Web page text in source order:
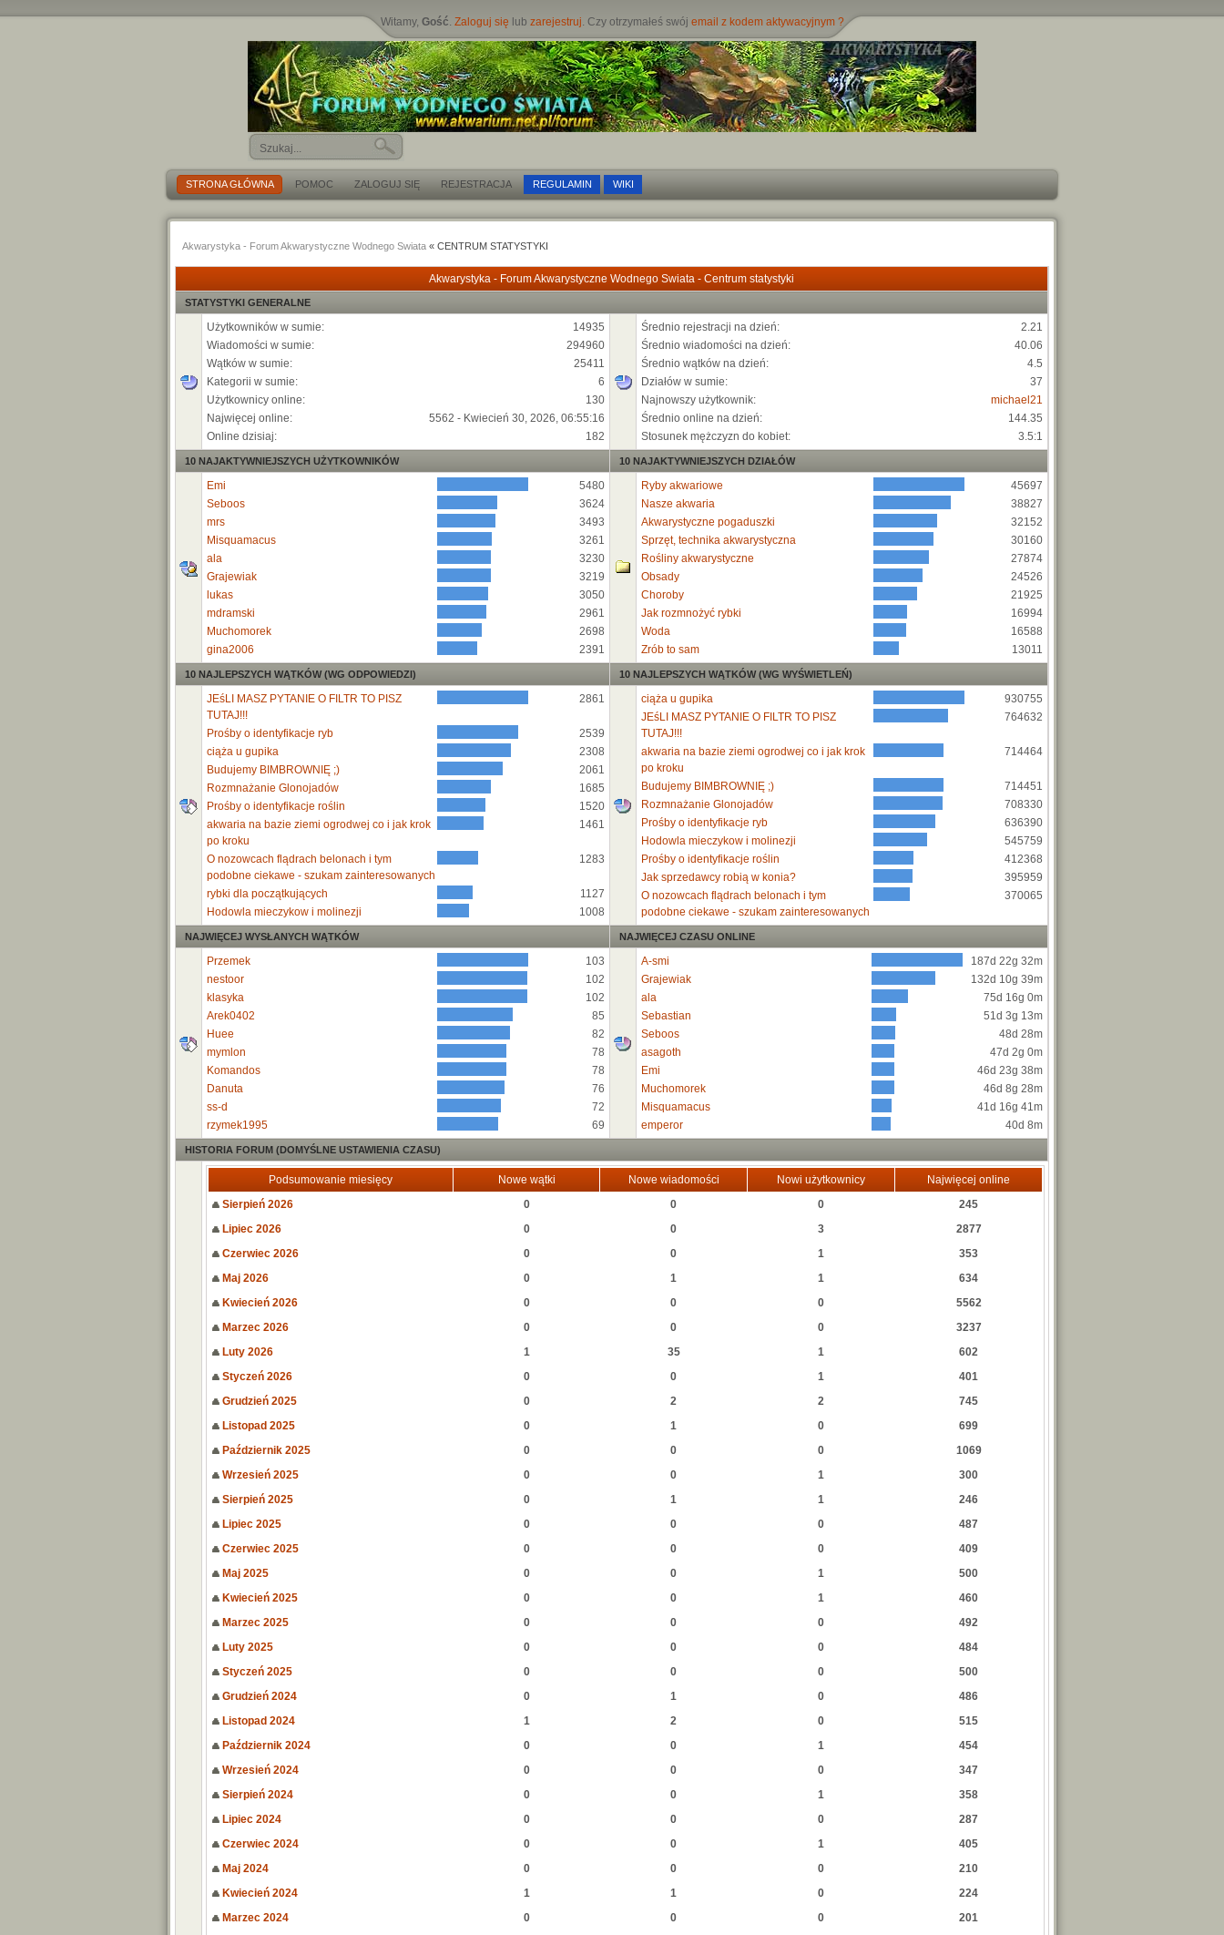
Witamy, Gość. Zaloguj się lub zarejestruj. Czy otrzymałeś swój email z kodem aktywacyjnym ?
STRONA GŁÓWNA POMOC ZALOGUJ SIĘ REJESTRACJA REGULAMIN WIKI
Akwarystyka - Forum Akwarystyczne Wodnego Swiata « CENTRUM STATYSTYKI
Akwarystyka - Forum Akwarystyczne Wodnego Swiata - Centrum statystyki
STATYSTYKI GENERALNE
Użytkowników w sumie:
14935
Wiadomości w sumie:
294960
Wątków w sumie:
25411
Kategorii w sumie:
6
Użytkownicy online:
130
Najwięcej online:
5562 - Kwiecień 30, 2026, 06:55:16
Online dzisiaj:
182
Średnio rejestracji na dzień:
2.21
Średnio wiadomości na dzień:
40.06
Średnio wątków na dzień:
4.5
Działów w sumie:
37
Najnowszy użytkownik:
michael21
Średnio online na dzień:
144.35
Stosunek mężczyzn do kobiet:
3.5:1
10 NAJAKTYWNIEJSZYCH UŻYTKOWNIKÓW 10 NAJAKTYWNIEJSZYCH DZIAŁÓW
Emi
5480
Seboos
3624
mrs
3493
Misquamacus
3261
ala
3230
Grajewiak
3219
lukas
3050
mdramski
2961
Muchomorek
2698
gina2006
2391
Ryby akwariowe
45697
Nasze akwaria
38827
Akwarystyczne pogaduszki
32152
Sprzęt, technika akwarystyczna
30160
Rośliny akwarystyczne
27874
Obsady
24526
Choroby
21925
Jak rozmnożyć rybki
16994
Woda
16588
Zrób to sam
13011
10 NAJLEPSZYCH WĄTKÓW (WG ODPOWIEDZI) 10 NAJLEPSZYCH WĄTKÓW (WG WYŚWIETLEŃ)
JEśLI MASZ PYTANIE O FILTR TO PISZ
TUTAJ!!!
2861
Prośby o identyfikacje ryb
2539
ciąża u gupika
2308
Budujemy BIMBROWNIĘ ;)
2061
Rozmnażanie Glonojadów
1685
Prośby o identyfikacje roślin
1520
akwaria na bazie ziemi ogrodwej co i jak krok
po kroku
1461
O nozowcach flądrach belonach i tym
podobne ciekawe - szukam zainteresowanych
1283
rybki dla początkujących
1127
Hodowla mieczykow i molinezji
1008
ciąża u gupika
930755
JEśLI MASZ PYTANIE O FILTR TO PISZ
TUTAJ!!!
764632
akwaria na bazie ziemi ogrodwej co i jak krok
po kroku
714464
Budujemy BIMBROWNIĘ ;)
714451
Rozmnażanie Glonojadów
708330
Prośby o identyfikacje ryb
636390
Hodowla mieczykow i molinezji
545759
Prośby o identyfikacje roślin
412368
Jak sprzedawcy robią w konia?
395959
O nozowcach flądrach belonach i tym
podobne ciekawe - szukam zainteresowanych
370065
NAJWIĘCEJ WYSŁANYCH WĄTKÓW NAJWIĘCEJ CZASU ONLINE
Przemek
103
nestoor
102
klasyka
102
Arek0402
85
Huee
82
mymlon
78
Komandos
78
Danuta
76
ss-d
72
rzymek1995
69
A-smi
187d 22g 32m
Grajewiak
132d 10g 39m
ala
75d 16g 0m
Sebastian
51d 3g 13m
Seboos
48d 28m
asagoth
47d 2g 0m
Emi
46d 23g 38m
Muchomorek
46d 8g 28m
Misquamacus
41d 16g 41m
emperor
40d 8m
HISTORIA FORUM (DOMYŚLNE USTAWIENIA CZASU)
Podsumowanie miesięcy Nowe wątki Nowe wiadomości Nowi użytkownicy
Najwięcej online
Sierpień 2026
0 0 0
245
Lipiec 2026
0 0 3
2877
Czerwiec 2026
0 0 1
353
Maj 2026
0 1 1
634
Kwiecień 2026
0 0 0
5562
Marzec 2026
0 0 0
3237
Luty 2026
1 35 1
602
Styczeń 2026
0 0 1
401
Grudzień 2025
0 2 2
745
Listopad 2025
0 1 0
699
Październik 2025
0 0 0
1069
Wrzesień 2025
0 0 1
300
Sierpień 2025
0 1 1
246
Lipiec 2025
0 0 0
487
Czerwiec 2025
0 0 0
409
Maj 2025
0 0 1
500
Kwiecień 2025
0 0 1
460
Marzec 2025
0 0 0
492
Luty 2025
0 0 0
484
Styczeń 2025
0 0 0
500
Grudzień 2024
0 1 0
486
Listopad 2024
1 2 0
515
Październik 2024
0 0 1
454
Wrzesień 2024
0 0 0
347
Sierpień 2024
0 0 1
358
Lipiec 2024
0 0 0
287
Czerwiec 2024
0 0 1
405
Maj 2024
0 0 0
210
Kwiecień 2024
1 1 0
224
Marzec 2024
0 0 0
201